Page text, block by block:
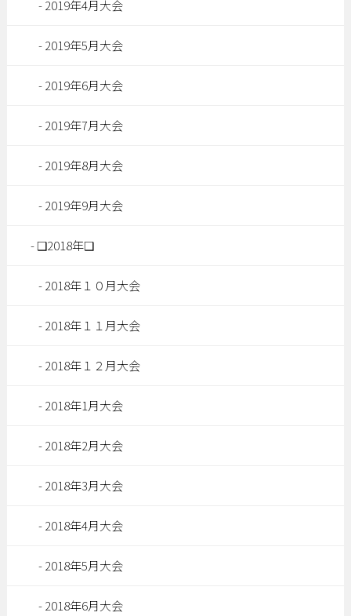
2019年4月大会
2019年5月大会
2019年6月大会
2019年7月大会
2019年8月大会
2019年9月大会
❑2018年❑
2018年１０月大会
2018年１１月大会
2018年１２月大会
2018年1月大会
2018年2月大会
2018年3月大会
2018年4月大会
2018年5月大会
2018年6月大会